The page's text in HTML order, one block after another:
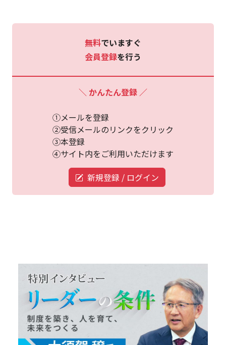
無料でいますぐ
会員登録を行う
＼ かんたん登録 ／
①メールを登録
②受信メールのリンクをクリック
③本登録
④サイト内をご利用いただけます
新規登録 / ログイン